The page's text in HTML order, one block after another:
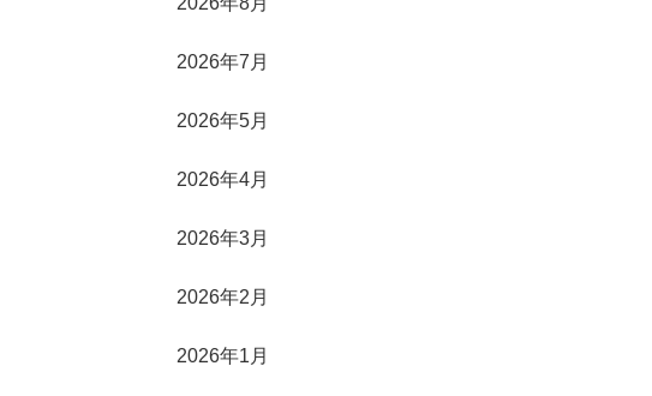
2026年7月
2026年5月
2026年4月
2026年3月
2026年2月
2026年1月